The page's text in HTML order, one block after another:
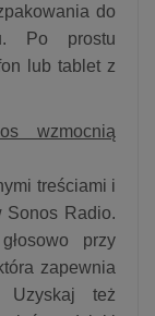
do
Po prostu
lub tablet z
wzmocnią
treściami i
Sonos Radio.
przy
zapewnia
Uzyskaj też